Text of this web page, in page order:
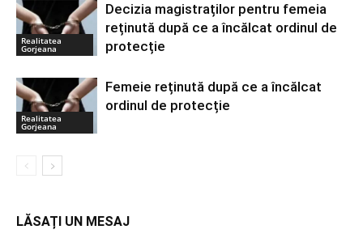
Realitatea
Gorjeana
Decizia magistraților pentru femeia
reținută după ce a încălcat ordinul de
protecție
Realitatea
Gorjeana
Femeie reținută după ce a încălcat
ordinul de protecție
LĂSAȚI UN MESAJ